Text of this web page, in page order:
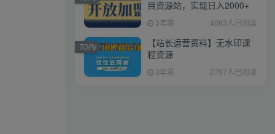
目资源站，实现日入2000+
3年前 4083人已阅读
【站长运营资料】无水印课
程资源
3年前 2797人已阅读
TOP6